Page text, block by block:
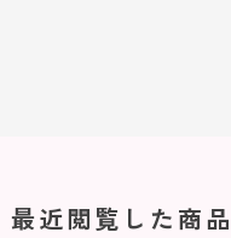
最近閲覧した商品